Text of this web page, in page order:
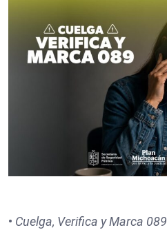
• Cuelga, Verifica y Marca 089